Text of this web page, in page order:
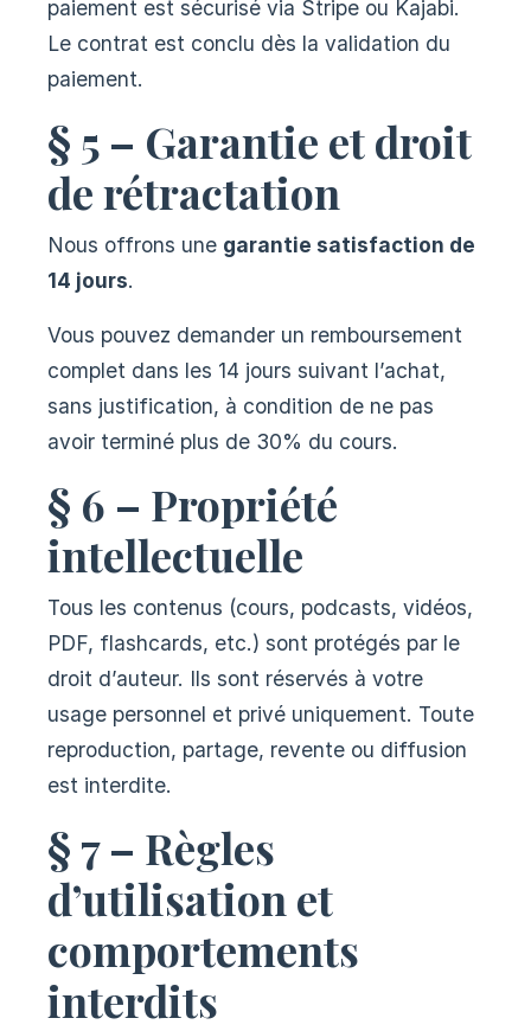
paiement est sécurisé via Stripe ou Kajabi.
Le contrat est conclu dès la validation du
paiement.
§ 5 – Garantie et droit
de rétractation
Nous offrons une garantie satisfaction de
14 jours.
Vous pouvez demander un remboursement
complet dans les 14 jours suivant l’achat,
sans justification, à condition de ne pas
avoir terminé plus de 30% du cours.
§ 6 – Propriété
intellectuelle
Tous les contenus (cours, podcasts, vidéos,
PDF, flashcards, etc.) sont protégés par le
droit d’auteur. Ils sont réservés à votre
usage personnel et privé uniquement. Toute
reproduction, partage, revente ou diffusion
est interdite.
§ 7 – Règles
d’utilisation et
comportements
interdits